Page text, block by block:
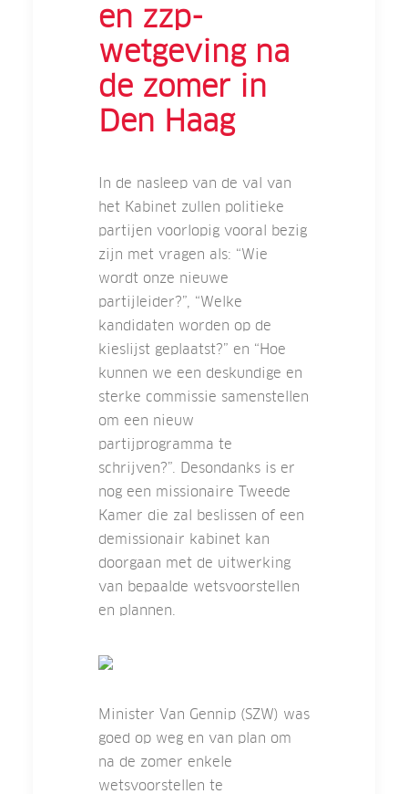
en zzp-
wetgeving na
de zomer in
Den Haag
In de nasleep van de val van
het Kabinet zullen politieke
partijen voorlopig vooral bezig
zijn met vragen als: “Wie
wordt onze nieuwe
partijleider?”, “Welke
kandidaten worden op de
kieslijst geplaatst?” en “Hoe
kunnen we een deskundige en
sterke commissie samenstellen
om een nieuw
partijprogramma te
schrijven?”. Desondanks is er
nog een missionaire Tweede
Kamer die zal beslissen of een
demissionair kabinet kan
doorgaan met de uitwerking
van bepaalde wetsvoorstellen
en plannen.
Minister Van Gennip (SZW) was
goed op weg en van plan om
na de zomer enkele
wetsvoorstellen te